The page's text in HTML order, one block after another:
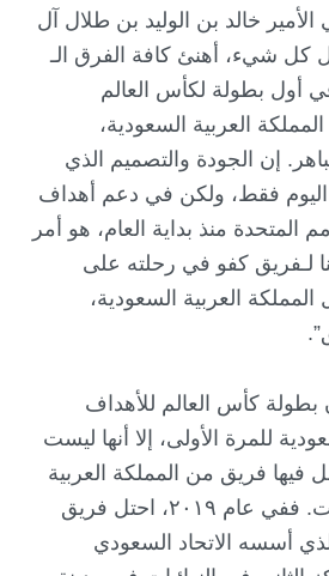
خالد بن الوليد بن طلال آل
كل شيء، أهنئ كافة الفرق الـ
أول بطولة لكأس العالم
العربية السعودية،
إن الجودة والتصميم الذي
اليوم فقط، ولكن في دعم أهداف
المتحدة منذ بداية العام، هو أمر
لـفريق كفو في رحلته على
المملكة العربية السعودية،
كأس العالم للأهداف
للمرة الأولى، إلا أنها ليست
فيها فريق من المملكة العربية
السعودية إلى النهائيات. ففي عام ٢٠١٩، احتل فريق
أسسه الاتحاد السعودي